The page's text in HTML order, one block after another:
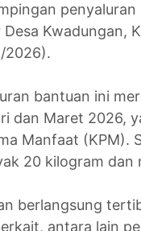
Kwadungan,
2026).
bantuan ini
dan Maret 2026,
Manfaat (KPM).
20 kilogram
berlangsung
antara lain